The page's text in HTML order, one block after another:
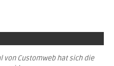
von Customweb hat sich die